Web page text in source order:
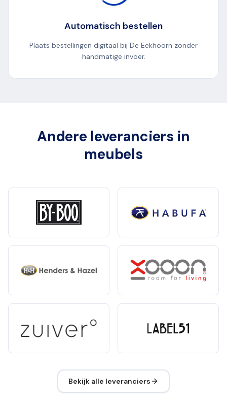
Automatisch bestellen
Plaats bestellingen digitaal bij De Eekhoorn zonder
handmatige invoer.
Andere leveranciers in
meubels
Bekijk alle leveranciers